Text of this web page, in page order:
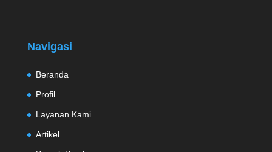
Navigasi
Beranda
Profil
Layanan Kami
Artikel